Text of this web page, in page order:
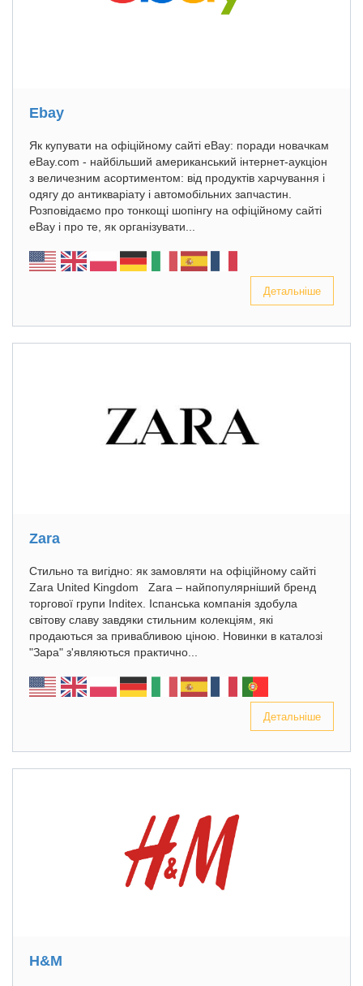
Ebay
Як купувати на офіційному сайті eBay: поради новачкам
eBay.com - найбільший американський інтернет-аукціон
з величезним асортиментом: від продуктів харчування і
одягу до антикваріату і автомобільних запчастин.
Розповідаємо про тонкощі шопінгу на офіційному сайті
eBay і про те, як організувати...
Детальніше
Zara
Стильно та вигідно: як замовляти на офіційному сайті
Zara United Kingdom Zara – найпопулярніший бренд
торгової групи Inditex. Іспанська компанія здобула
світову славу завдяки стильним колекціям, які
продаються за привабливою ціною. Новинки в каталозі
"Зара" з'являються практично...
Детальніше
H&M